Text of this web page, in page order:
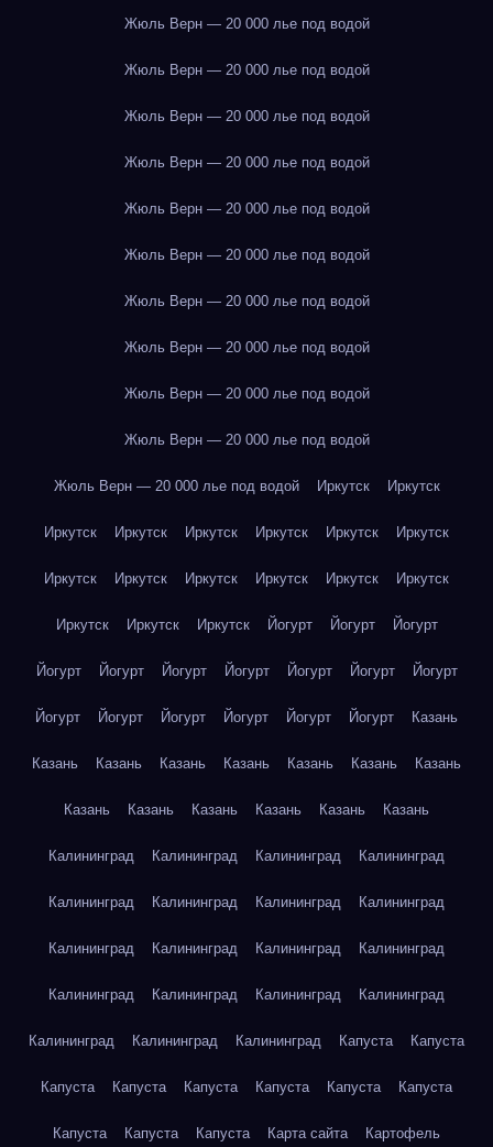
Жюль Верн — 20 000 лье под водой
Жюль Верн — 20 000 лье под водой
Жюль Верн — 20 000 лье под водой
Жюль Верн — 20 000 лье под водой
Жюль Верн — 20 000 лье под водой
Жюль Верн — 20 000 лье под водой
Жюль Верн — 20 000 лье под водой
Жюль Верн — 20 000 лье под водой
Жюль Верн — 20 000 лье под водой
Жюль Верн — 20 000 лье под водой
Жюль Верн — 20 000 лье под водой Иркутск Иркутск
Иркутск Иркутск Иркутск Иркутск Иркутск Иркутск
Иркутск Иркутск Иркутск Иркутск Иркутск Иркутск
Иркутск Иркутск Иркутск Йогурт Йогурт Йогурт
Йогурт Йогурт Йогурт Йогурт Йогурт Йогурт Йогурт
Йогурт Йогурт Йогурт Йогурт Йогурт Йогурт Казань
Казань Казань Казань Казань Казань Казань Казань
Казань Казань Казань Казань Казань Казань
Калининград Калининград Калининград Калининград
Калининград Калининград Калининград Калининград
Калининград Калининград Калининград Калининград
Калининград Калининград Калининград Калининград
Калининград Калининград Калининград Капуста Капуста
Капуста Капуста Капуста Капуста Капуста Капуста
Капуста Капуста Капуста Карта сайта Картофель